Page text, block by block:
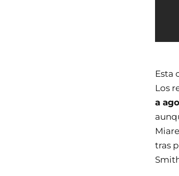
Esta
Los
a
tras